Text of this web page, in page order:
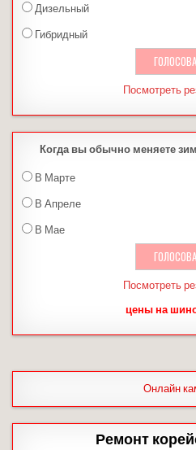
Дизельный
Гибридный
Посмотреть
Когда вы обычно меняете
В Марте
В Апреле
В Мае
Посмотреть
цены на
Онлайн
Ремонт